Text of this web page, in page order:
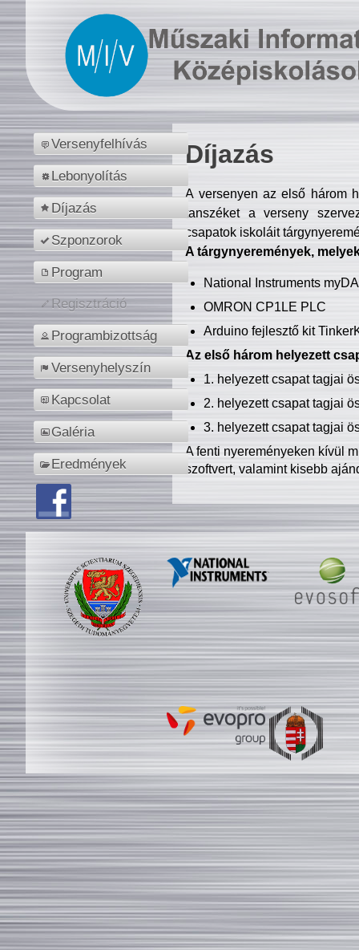
Versenyfelhívás
Lebonyolítás
Díjazás
Szponzorok
Program
Regisztráció
Programbizottság
Versenyhelyszín
Kapcsolat
Galéria
Eredmények
Díjazás
A versenyen az első három
tanszéket a verseny
csapatok iskoláit
A tárgynyeremények,
National Instruments
OMRON CP1LE PLC
Arduino fejlesztő kit
Az első három helyezett
1. helyezett csapat tagjai
2. helyezett csapat tagjai
3. helyezett csapat tagjai
A fenti nyereményeken kívül
szoftvert, valamint kisebb